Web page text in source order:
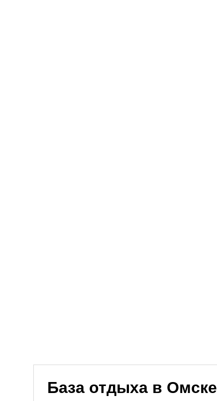
База отдыха в Омске